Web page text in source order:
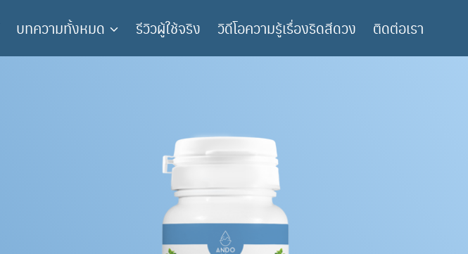
บทความทั้งหมด รีวิวผู้ใช้จริง วิดีโอความรู้เรื่องริดสีดวง ติดต่อเรา